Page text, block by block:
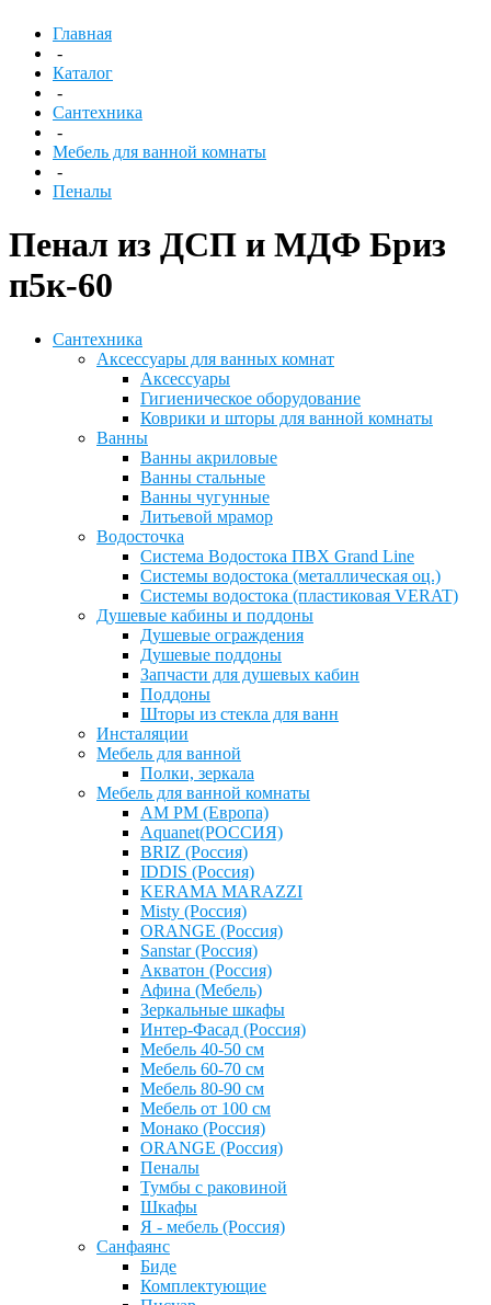
Главная
-
Каталог
-
Сантехника
-
Мебель для ванной комнаты
-
Пеналы
Пенал из ДСП и МДФ Бриз
п5к-60
Сантехника
Аксессуары для ванных комнат
Аксессуары
Гигиеническое оборудование
Коврики и шторы для ванной комнаты
Ванны
Ванны акриловые
Ванны стальные
Ванны чугунные
Литьевой мрамор
Водосточка
Система Водостока ПВХ Grand Line
Системы водостока (металлическая оц.)
Системы водостока (пластиковая VERAT)
Душевые кабины и поддоны
Душевые ограждения
Душевые поддоны
Запчасти для душевых кабин
Поддоны
Шторы из стекла для ванн
Инсталяции
Мебель для ванной
Полки, зеркала
Мебель для ванной комнаты
AM PM (Европа)
Aquanet(РОССИЯ)
BRIZ (Россия)
IDDIS (Россия)
KERAMA MARAZZI
Misty (Россия)
ОRANGE (Россия)
Sanstar (Россия)
Акватон (Россия)
Афина (Мебель)
Зеркальные шкафы
Интер-Фасад (Россия)
Мебель 40-50 см
Мебель 60-70 см
Мебель 80-90 см
Мебель от 100 см
Монако (Россия)
ОRANGE (Россия)
Пеналы
Тумбы с раковиной
Шкафы
Я - мебель (Россия)
Санфаянс
Биде
Комплектующие